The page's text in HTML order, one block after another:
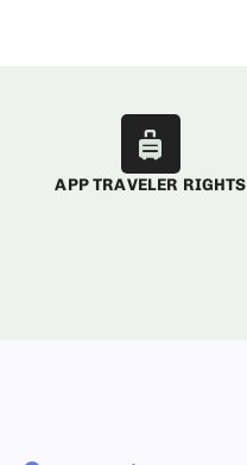
APP TRAVELER RIGHTS